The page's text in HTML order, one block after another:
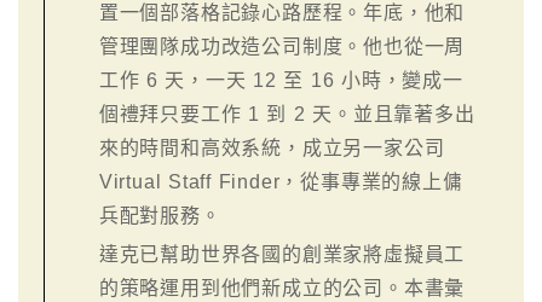
置一個部落格記錄心路歷程。年底，他和
管理團隊成功改造公司制度。他也從一周
工作 6 天，一天 12 至 16 小時，變成一
個禮拜只要工作 1 到 2 天。並且靠著多出
來的時間和高效系統，成立另一家公司
Virtual Staff Finder，從事專業的線上傭
兵配對服務。
達克已幫助世界各國的創業家將虛擬員工
的策略運用到他們新成立的公司。本書彙